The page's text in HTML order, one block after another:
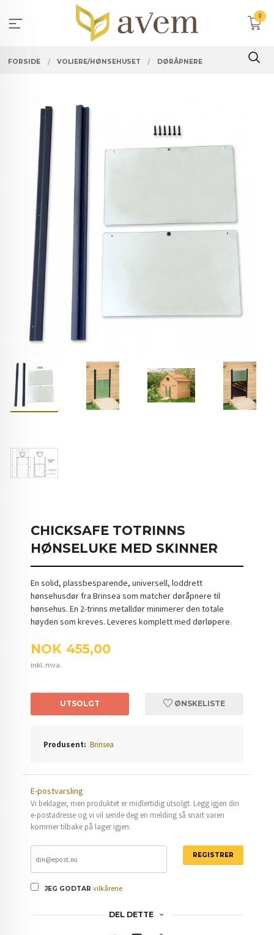
innholdet
0
FORSIDE VOLIERE/HØNSEHUSET DØRÅPNERE
CHICKSAFE TOTRINNS
HØNSELUKE MED SKINNER
En solid, plassbesparende, universell, loddrett
hønsehusdør fra Brinsea som matcher døråpnere til
hønsehus. En 2-trinns metalldør minimerer den totale
høyden som kreves. Leveres komplett med dørløpere.
Pris
NOK 455,00
inkl. mva.
UTSOLGT ØNSKELISTE
Produsent: Brinsea
E-postvarsling
Vi beklager, men produktet er midlertidig utsolgt. Legg igjen din
e-postadresse og vi vil sende deg en melding så snart varen
kommer tilbake på lager igjen.
JEG GODTAR vilkårene
REGISTRER
DEL DETTE